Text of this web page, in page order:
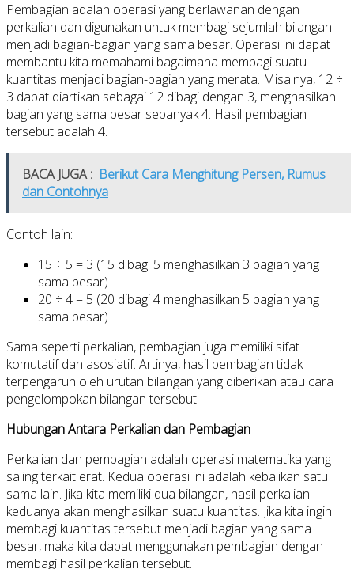
Pembagian adalah operasi yang berlawanan dengan
perkalian dan digunakan untuk membagi sejumlah bilangan
menjadi bagian-bagian yang sama besar. Operasi ini dapat
membantu kita memahami bagaimana membagi suatu
kuantitas menjadi bagian-bagian yang merata. Misalnya, 12 ÷
3 dapat diartikan sebagai 12 dibagi dengan 3, menghasilkan
bagian yang sama besar sebanyak 4. Hasil pembagian
tersebut adalah 4.
BACA JUGA : Berikut Cara Menghitung Persen, Rumus
dan Contohnya
Contoh lain:
15 ÷ 5 = 3 (15 dibagi 5 menghasilkan 3 bagian yang
sama besar)
20 ÷ 4 = 5 (20 dibagi 4 menghasilkan 5 bagian yang
sama besar)
Sama seperti perkalian, pembagian juga memiliki sifat
komutatif dan asosiatif. Artinya, hasil pembagian tidak
terpengaruh oleh urutan bilangan yang diberikan atau cara
pengelompokan bilangan tersebut.
Hubungan Antara Perkalian dan Pembagian
Perkalian dan pembagian adalah operasi matematika yang
saling terkait erat. Kedua operasi ini adalah kebalikan satu
sama lain. Jika kita memiliki dua bilangan, hasil perkalian
keduanya akan menghasilkan suatu kuantitas. Jika kita ingin
membagi kuantitas tersebut menjadi bagian yang sama
besar, maka kita dapat menggunakan pembagian dengan
membagi hasil perkalian tersebut.